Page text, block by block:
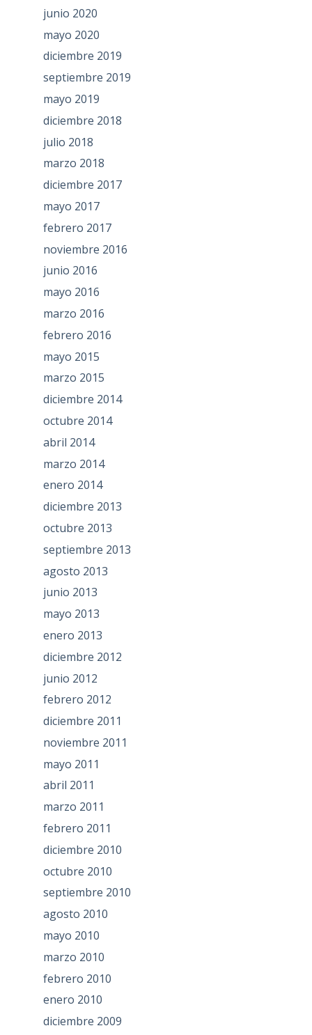
junio 2020
mayo 2020
diciembre 2019
septiembre 2019
mayo 2019
diciembre 2018
julio 2018
marzo 2018
diciembre 2017
mayo 2017
febrero 2017
noviembre 2016
junio 2016
mayo 2016
marzo 2016
febrero 2016
mayo 2015
marzo 2015
diciembre 2014
octubre 2014
abril 2014
marzo 2014
enero 2014
diciembre 2013
octubre 2013
septiembre 2013
agosto 2013
junio 2013
mayo 2013
enero 2013
diciembre 2012
junio 2012
febrero 2012
diciembre 2011
noviembre 2011
mayo 2011
abril 2011
marzo 2011
febrero 2011
diciembre 2010
octubre 2010
septiembre 2010
agosto 2010
mayo 2010
marzo 2010
febrero 2010
enero 2010
diciembre 2009